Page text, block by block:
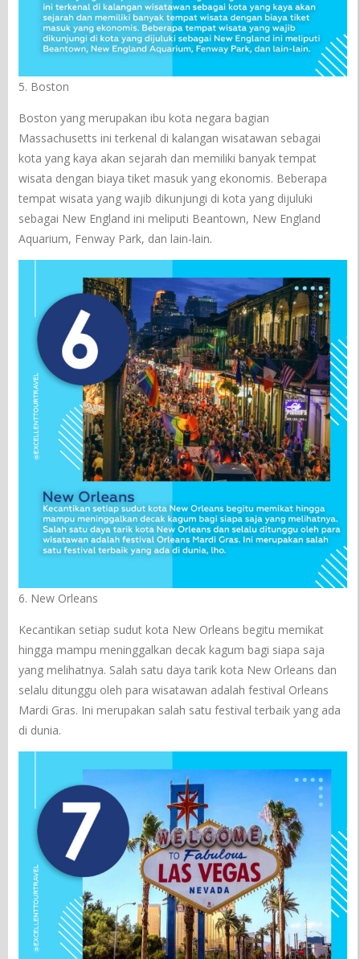
5. Boston
Boston yang merupakan ibu kota negara bagian
Massachusetts ini terkenal di kalangan wisatawan sebagai
kota yang kaya akan sejarah dan memiliki banyak tempat
wisata dengan biaya tiket masuk yang ekonomis. Beberapa
tempat wisata yang wajib dikunjungi di kota yang dijuluki
sebagai New England ini meliputi Beantown, New England
Aquarium, Fenway Park, dan lain-lain.
6. New Orleans
Kecantikan setiap sudut kota New Orleans begitu memikat
hingga mampu meninggalkan decak kagum bagi siapa saja
yang melihatnya. Salah satu daya tarik kota New Orleans dan
selalu ditunggu oleh para wisatawan adalah festival Orleans
Mardi Gras. Ini merupakan salah satu festival terbaik yang ada
di dunia.